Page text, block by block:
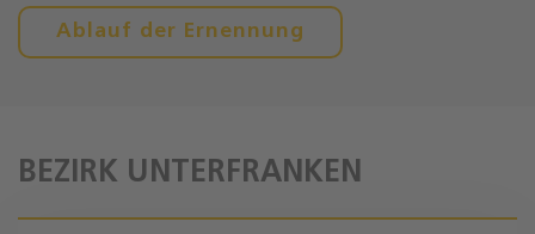
Ablauf der Ernennung
BEZIRK UNTERFRANKEN